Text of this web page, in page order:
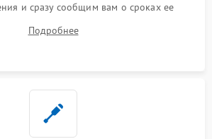
и сразу сообщим вам о сроках ее
Подробнее